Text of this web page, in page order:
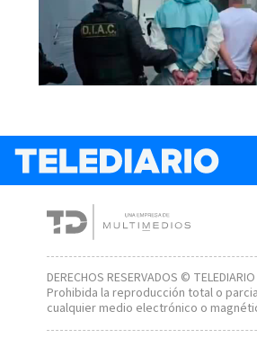
DERECHOS RESERVADOS ©
Prohibida la reproducción total o
cualquier medio electrónico o